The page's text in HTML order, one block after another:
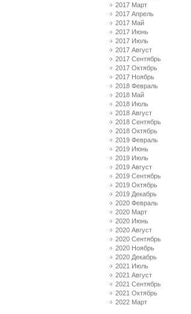
2017 Март
2017 Апрель
2017 Май
2017 Июнь
2017 Июль
2017 Август
2017 Сентябрь
2017 Октябрь
2017 Ноябрь
2018 Февраль
2018 Май
2018 Июль
2018 Август
2018 Сентябрь
2018 Октябрь
2019 Февраль
2019 Июнь
2019 Июль
2019 Август
2019 Сентябрь
2019 Октябрь
2019 Декабрь
2020 Февраль
2020 Март
2020 Июнь
2020 Август
2020 Сентябрь
2020 Ноябрь
2020 Декабрь
2021 Июль
2021 Август
2021 Сентябрь
2021 Октябрь
2022 Март